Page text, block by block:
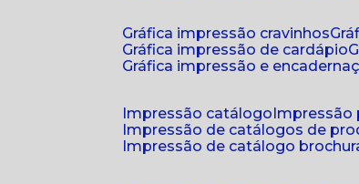
gráfica impressão cravinhos
gráfica impressão de cardápio
gráfica impressão e
impressão catálogo impressão
impressão de catálogos de
impressão de catálogo